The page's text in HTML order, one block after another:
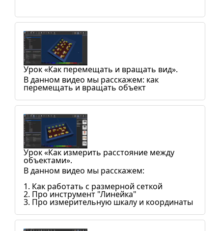
Урок «Как перемещать и вращать вид».
В данном видео мы расскажем: как
перемещать и вращать объект
Урок «Как измерить расстояние между
объектами».
В данном видео мы расскажем:
1. Как работать с размерной сеткой
2. Про инструмент "Линейка"
3. Про измерительную шкалу и координаты